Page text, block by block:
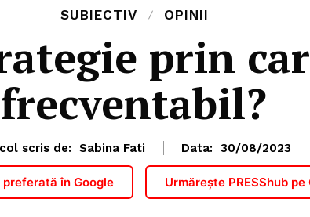
SUBIECTIV OPINII
prin
frecventabil?
scris de: Sabina Fati Data: 30/08/2023
în Google Urmărește PRESShub